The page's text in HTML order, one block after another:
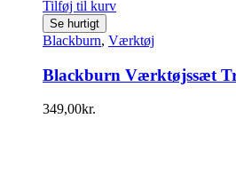
Tilføj til kurv
Se hurtigt
Blackburn, Værktøj
Blackburn Værktøjssæt
349,00kr.